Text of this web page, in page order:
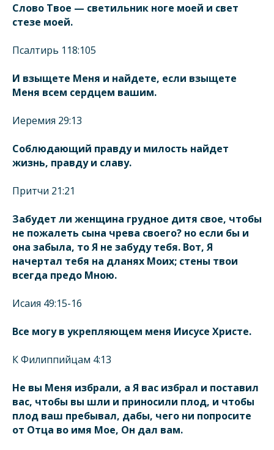
Слово Твое — светильник ноге моей и свет
стезе моей.
Псалтирь 118:105
И взыщете Меня и найдете, если взыщете
Меня всем сердцем вашим.
Иеремия 29:13
Соблюдающий правду и милость найдет
жизнь, правду и славу.
Притчи 21:21
Забудет ли женщина грудное дитя свое, чтобы
не пожалеть сына чрева своего? но если бы и
она забыла, то Я не забуду тебя. Вот, Я
начертал тебя на дланях Моих; стены твои
всегда предо Мною.
Исаия 49:15-16
Все могу в укрепляющем меня Иисусе Христе.
К Филиппийцам 4:13
Не вы Меня избрали, а Я вас избрал и поставил
вас, чтобы вы шли и приносили плод, и чтобы
плод ваш пребывал, дабы, чего ни попросите
от Отца во имя Мое, Он дал вам.